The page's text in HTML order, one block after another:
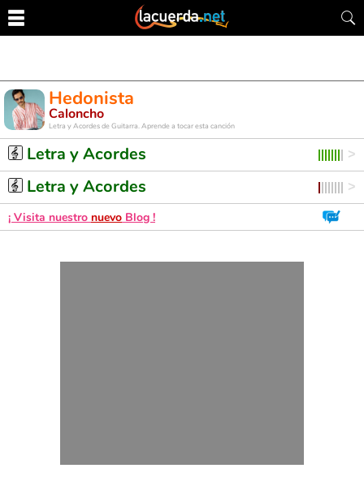
Hedonista
Caloncho
Letra y Acordes de Guitarra. Aprende a tocar esta canción
Letra y Acordes
Letra y Acordes
¡ Visita nuestro nuevo Blog !